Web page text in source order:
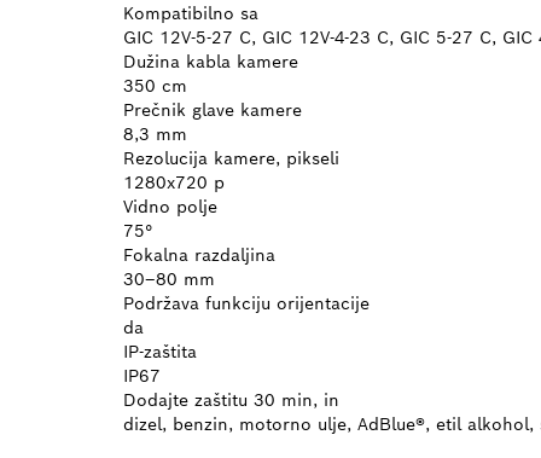
Kompatibilno sa
GIC 12V-5-27 C, GIC 12V-4-23 C, GIC 5-27 C, GIC
Dužina kabla kamere
350 cm
Prečnik glave kamere
8,3 mm
Rezolucija kamere, pikseli
1280x720 p
Vidno polje
75°
Fokalna razdaljina
30–80 mm
Podržava funkciju orijentacije
da
IP-zaštita
IP67
Dodajte zaštitu 30 min, in
dizel, benzin, motorno ulje, AdBlue®, etil